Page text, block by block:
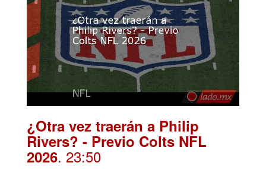
¿Otra vez traerán a Philip
Rivers? - Previo Colts NFL
2026. 23:50